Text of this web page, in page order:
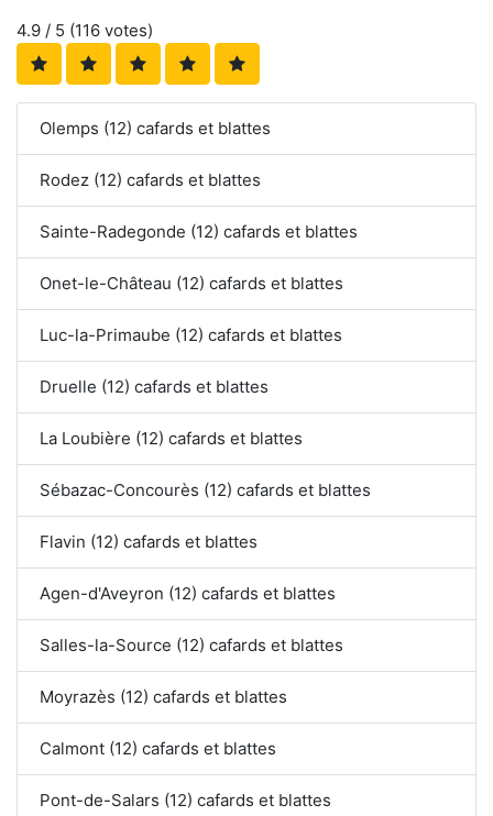
4.9 / 5 (116 votes)
Olemps (12) cafards et blattes
Rodez (12) cafards et blattes
Sainte-Radegonde (12) cafards et blattes
Onet-le-Château (12) cafards et blattes
Luc-la-Primaube (12) cafards et blattes
Druelle (12) cafards et blattes
La Loubière (12) cafards et blattes
Sébazac-Concourès (12) cafards et blattes
Flavin (12) cafards et blattes
Agen-d'Aveyron (12) cafards et blattes
Salles-la-Source (12) cafards et blattes
Moyrazès (12) cafards et blattes
Calmont (12) cafards et blattes
Pont-de-Salars (12) cafards et blattes